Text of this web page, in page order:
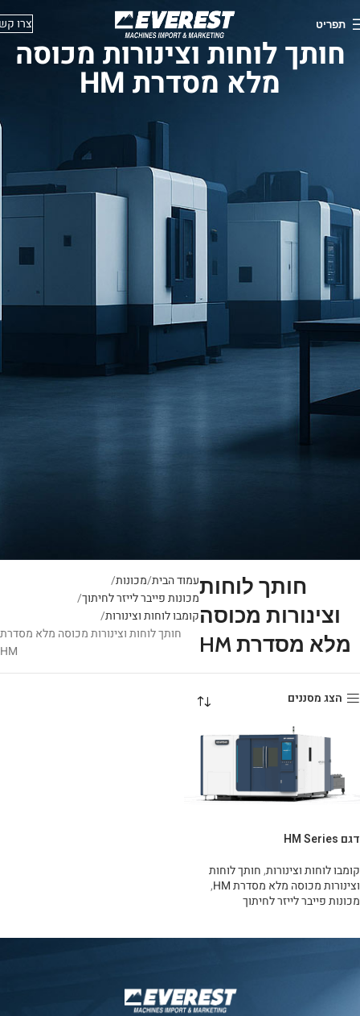
תפריט צרו
חותך לוחות וצינורות מכוסה
מלא מסדרת HM
חותך לוחות
וצינורות מכוסה
מלא מסדרת HM
עמוד הבית מכונות
מכונות פייבר לייזר לחיתוך
קומבו לוחות וצינורות
חותך לוחות וצינורות מכוסה מלא מסדרת
HM
הצג מסננים
דגם HM Series
קומבו לוחות וצינורות,חותך לוחות
וצינורות מכוסה מלא מסדרת HM
,
מכונות פייבר לייזר לחיתוך